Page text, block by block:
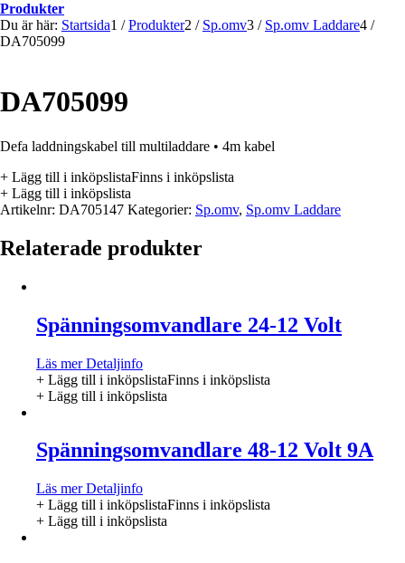
Produkter
Du är här: Startsida1 / Produkter2 / Sp.omv3 / Sp.omv Laddare4 /
DA705099
DA705099
Defa laddningskabel till multiladdare • 4m kabel
+ Lägg till i inköpslistaFinns i inköpslista
+ Lägg till i inköpslista
Artikelnr: DA705147 Kategorier: Sp.omv, Sp.omv Laddare
Relaterade produkter
Spänningsomvandlare 24-12 Volt
Läs merDetaljinfo
+ Lägg till i inköpslistaFinns i inköpslista
+ Lägg till i inköpslista
Spänningsomvandlare 48-12 Volt 9A
Läs merDetaljinfo
+ Lägg till i inköpslistaFinns i inköpslista
+ Lägg till i inköpslista